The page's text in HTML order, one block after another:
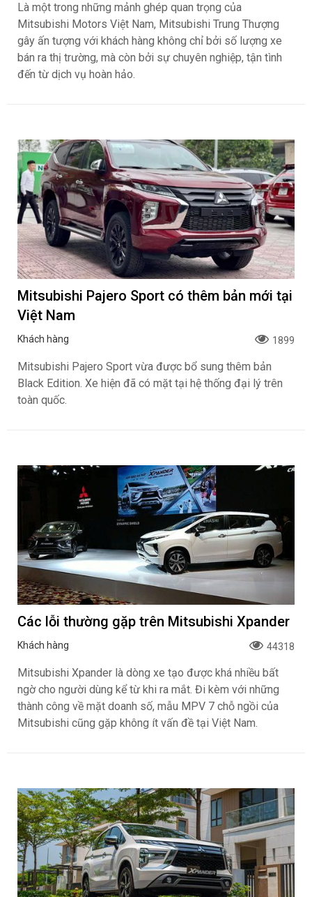
Là một trong những mảnh ghép quan trọng của
Mitsubishi Motors Việt Nam, Mitsubishi Trung Thượng
gây ấn tượng với khách hàng không chỉ bởi số lượng xe
bán ra thị trường, mà còn bởi sự chuyên nghiệp, tận tình
đến từ dịch vụ hoàn hảo.
Mitsubishi Pajero Sport có thêm bản mới tại
Việt Nam
Khách hàng 1899
Mitsubishi Pajero Sport vừa được bổ sung thêm bản
Black Edition. Xe hiện đã có mặt tại hệ thống đại lý trên
toàn quốc.
Các lỗi thường gặp trên Mitsubishi Xpander
Khách hàng 44318
Mitsubishi Xpander là dòng xe tạo được khá nhiều bất
ngờ cho người dùng kể từ khi ra mắt. Đi kèm với những
thành công về mặt doanh số, mẫu MPV 7 chỗ ngồi của
Mitsubishi cũng gặp không ít vấn đề tại Việt Nam.